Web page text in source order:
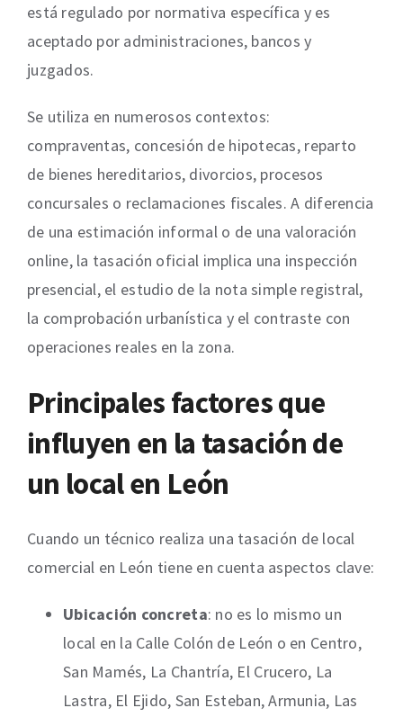
está regulado por normativa específica y es
aceptado por administraciones, bancos y
juzgados.
Se utiliza en numerosos contextos:
compraventas, concesión de hipotecas, reparto
de bienes hereditarios, divorcios, procesos
concursales o reclamaciones fiscales. A diferencia
de una estimación informal o de una valoración
online, la tasación oficial implica una inspección
presencial, el estudio de la nota simple registral,
la comprobación urbanística y el contraste con
operaciones reales en la zona.
Principales factores que
influyen en la tasación de
un local en León
Cuando un técnico realiza una tasación de local
comercial en León tiene en cuenta aspectos clave:
Ubicación concreta: no es lo mismo un
local en la Calle Colón de León o en Centro,
San Mamés, La Chantría, El Crucero, La
Lastra, El Ejido, San Esteban, Armunia, Las